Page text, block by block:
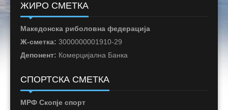
ЖИРО СМЕТКА
Македонска риболовна федерација
Ж-сметка: 3000000001910-29
Депонент: Комерцијална Банка
СПОРТСКА СМЕТКА
МРФ Скопје спорт